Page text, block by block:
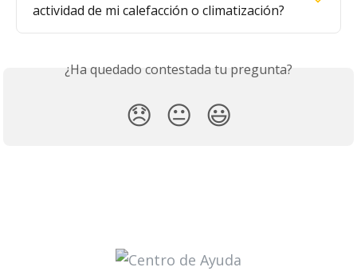
actividad de mi calefacción o climatización?
¿Ha quedado contestada tu pregunta?
😞 😐 😃